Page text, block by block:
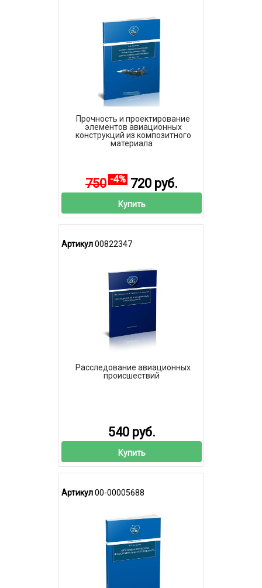
Прочность и проектирование
элементов авиационных
конструкций из композитного
материала
750 -4% 720 руб.
Купить
Артикул00822347
Расследование авиационных
происшествий
540 руб.
Купить
Артикул00-00005688